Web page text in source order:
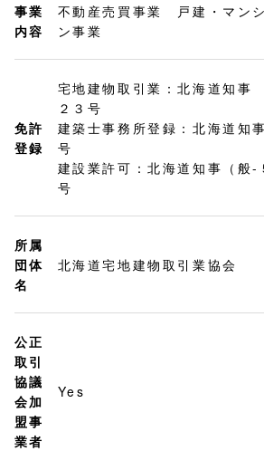
事業
内容
不動産売買事業 戸建・マン
ン事業
免許
登録
宅地建物取引業：北海道知事
２３号
建築士事務所登録：北海道知
号
建設業許可：北海道知事（般-
号
所属
団体
名
北海道宅地建物取引業協会
公正
取引
協議
会加
盟事
業者
Yes